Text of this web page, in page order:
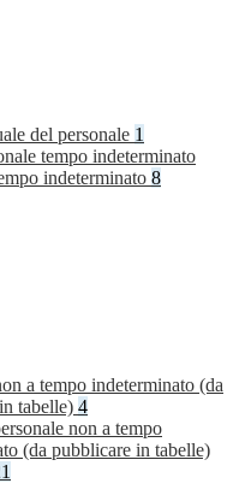
del personale 1
tempo indeterminato
indeterminato 8
a tempo indeterminato (da
tabelle) 4
non a tempo
(da pubblicare in tabelle)